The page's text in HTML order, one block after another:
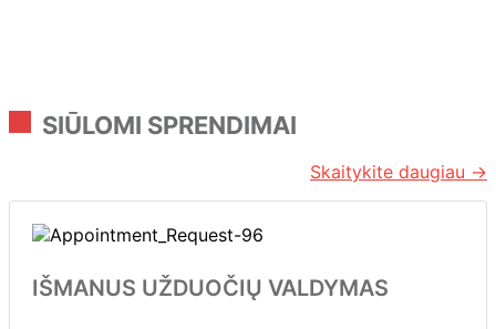
SIŪLOMI SPRENDIMAI
Skaitykite daugiau →
IŠMANUS UŽDUOČIŲ VALDYMAS